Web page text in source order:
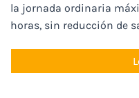
la jornada ordinaria
horas, sin reducción de